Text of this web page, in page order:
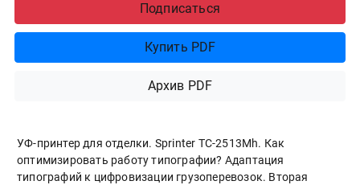
Подписаться
Купить PDF
Архив PDF
УФ-принтер для отделки. Sprinter ТС-2513Mh. Как
оптимизировать работу типографии? Адаптация
типографий к цифровизации грузоперевозок. Вторая